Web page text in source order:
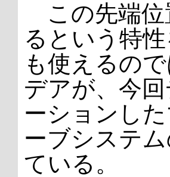
この先端位
るという特
も使えるの
デアが、今
ーションし
ーブシステ
ている。